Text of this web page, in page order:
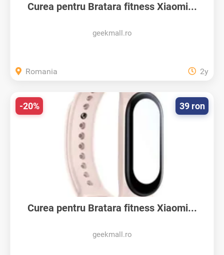
Curea pentru Bratara fitness Xiaomi...
geekmall.ro
Romania 2y
Curea pentru Bratara fitness Xiaomi...
geekmall.ro
39 ron
-20%